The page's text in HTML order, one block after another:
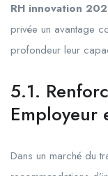
RH innovation
privée un avantage
profondeur leur
5.1.
Dans un marché du